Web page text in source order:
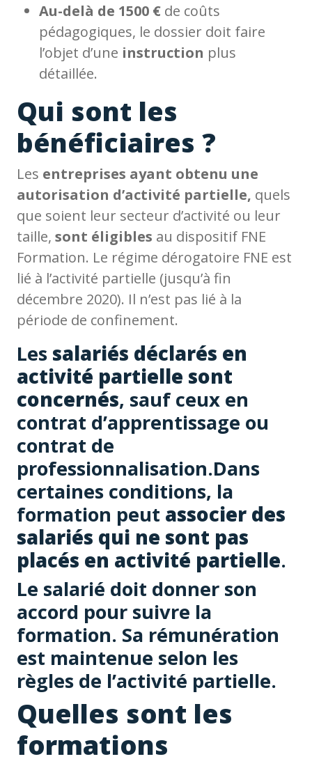
Au-delà de 1500 € de coûts
pédagogiques, le dossier doit faire
l’objet d’une instruction plus
détaillée.
Qui sont les
bénéficiaires ?
Les entreprises ayant obtenu une
autorisation d’activité partielle, quels
que soient leur secteur d’activité ou leur
taille, sont éligibles au dispositif FNE
Formation. Le régime dérogatoire FNE est
lié à l’activité partielle (jusqu’à fin
décembre 2020). Il n’est pas lié à la
période de confinement.
Les salariés déclarés en
activité partielle sont
concernés, sauf ceux en
contrat d’apprentissage ou
contrat de
professionnalisation.Dans
certaines conditions, la
formation peut associer des
salariés qui ne sont pas
placés en activité partielle.
Le salarié doit donner son
accord pour suivre la
formation. Sa rémunération
est maintenue selon les
règles de l’activité partielle.
Quelles sont les
formations